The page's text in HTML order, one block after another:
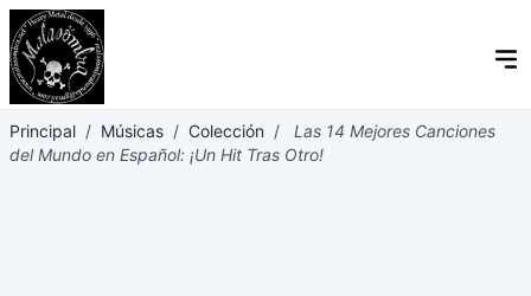
Principal / Músicas / Colección /
Las 14 Mejores Canciones
del Mundo en Español: ¡Un Hit Tras Otro!